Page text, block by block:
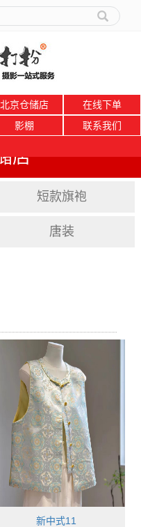
北京仓储店
在线下单
影棚
联系我们
店
短款旗袍
唐装
新中式11